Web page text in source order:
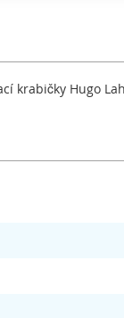
krabičky Hugo